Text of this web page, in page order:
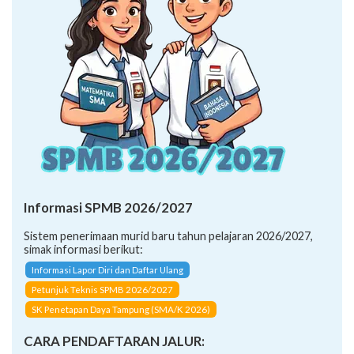
Informasi SPMB 2026/2027
Sistem penerimaan murid baru tahun pelajaran 2026/2027,
simak informasi berikut:
Informasi Lapor Diri dan Daftar Ulang
Petunjuk Teknis SPMB 2026/2027
SK Penetapan Daya Tampung (SMA/K 2026)
CARA PENDAFTARAN JALUR: